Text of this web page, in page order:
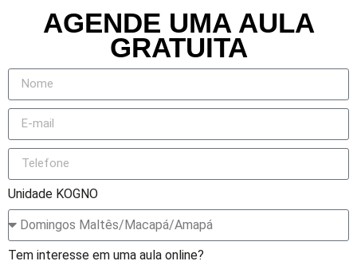
AGENDE UMA AULA
GRATUITA
Unidade KOGNO
Tem interesse em uma aula online?